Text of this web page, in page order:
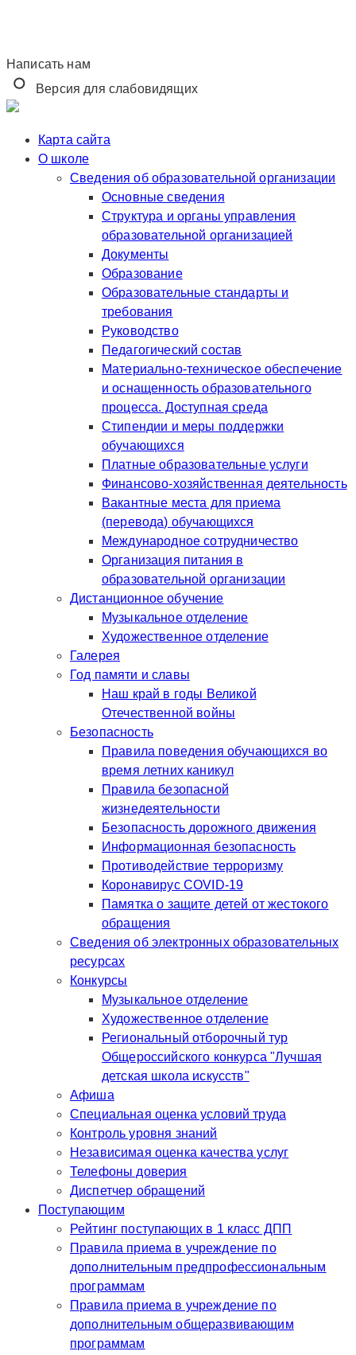
Написать нам
Версия для слабовидящих
Карта сайта
О школе
Сведения об образовательной организации
Основные сведения
Структура и органы управления
образовательной организацией
Документы
Образование
Образовательные стандарты и
требования
Руководство
Педагогический состав
Материально-техническое обеспечение
и оснащенность образовательного
процесса. Доступная среда
Стипендии и меры поддержки
обучающихся
Платные образовательные услуги
Финансово-хозяйственная деятельность
Вакантные места для приема
(перевода) обучающихся
Международное сотрудничество
Организация питания в
образовательной организации
Дистанционное обучение
Музыкальное отделение
Художественное отделение
Галерея
Год памяти и славы
Наш край в годы Великой
Отечественной войны
Безопасность
Правила поведения обучающихся во
время летних каникул
Правила безопасной
жизнедеятельности
Безопасность дорожного движения
Информационная безопасность
Противодействие терроризму
Коронавирус COVID-19
Памятка о защите детей от жестокого
обращения
Сведения об электронных образовательных
ресурсах
Конкурсы
Музыкальное отделение
Художественное отделение
Региональный отборочный тур
Общероссийского конкурса "Лучшая
детская школа искусств"
Афиша
Специальная оценка условий труда
Контроль уровня знаний
Независимая оценка качества услуг
Телефоны доверия
Диспетчер обращений
Поступающим
Рейтинг поступающих в 1 класс ДПП
Правила приема в учреждение по
дополнительным предпрофессиональным
программам
Правила приема в учреждение по
дополнительным общеразвивающим
программам